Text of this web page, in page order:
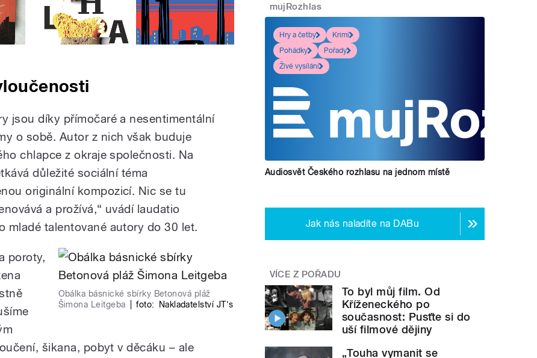
jsou díky přímočaré a nesentimentální
o sobě. Autor z nich však buduje
chlapce z okraje společnosti. Na
důležité sociální téma
originální kompozicí. Nic se tu
a prožívá,“ uvádí laudatio
mladé talentované autory do 30 let.
Obálka básnické sbírky Betonová pláž
Šimona Leitgeba
foto: Nakladatelství JT's
poroty,
šikana, pobyt v děcáku – ale
mujRozhlas
Hry a četby
Krimi
Pohádky
Pořady
Živé vysílání
Audiosvět Českého rozhlasu na jednom místě
Jak nás naladíte na DABu
VÍCE Z POŘADU
To byl můj film. Od
Kříženeckého po
současnost: Pusťte si do
uší filmové dějiny
„Touha vymanit se